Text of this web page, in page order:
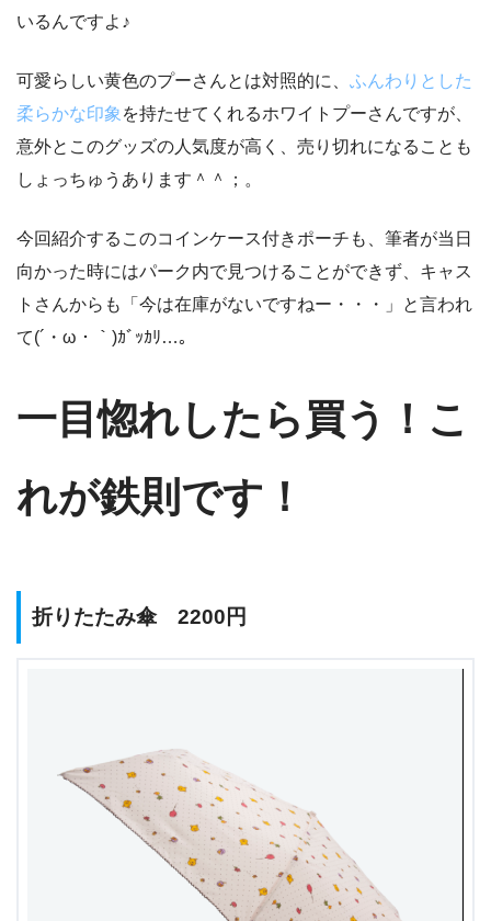
いるんですよ♪
可愛らしい黄色のプーさんとは対照的に、 ふんわりとした
柔らかな印象 を持たせてくれるホワイトプーさんですが、
意外とこのグッズの人気度が高く、売り切れになることも
しょっちゅうあります＾＾；。
今回紹介するこのコインケース付きポーチも、筆者が当日
向かった時にはパーク内で見つけることができず、キャス
トさんからも「今は在庫がないですねー・・・」と言われ
て(´・ω・｀)ｶﾞｯｶﾘ…。
一目惚れしたら買う！こ
れが鉄則です！
折りたたみ傘 2200円